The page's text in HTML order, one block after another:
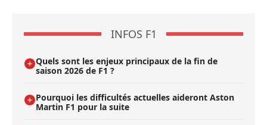
INFOS F1
Quels sont les enjeux principaux de la fin de
saison 2026 de F1 ?
Pourquoi les difficultés actuelles aideront Aston
Martin F1 pour la suite